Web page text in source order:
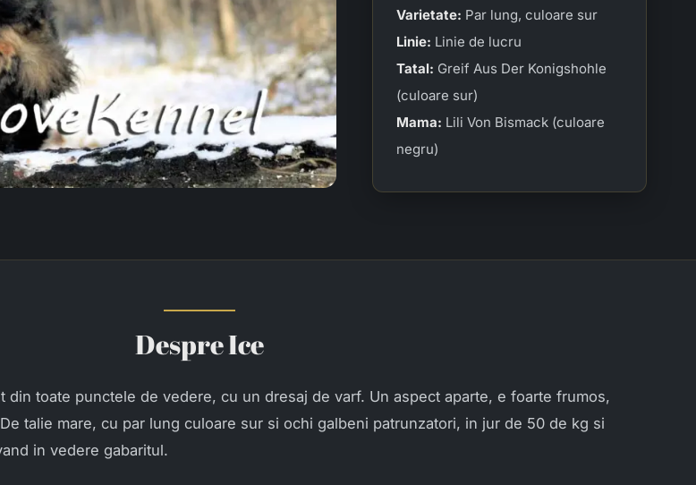
Varietate: Par lung, culoare sur
Linie: Linie de lucru
Tatal: Greif Aus Der Konigshohle
(culoare sur)
Mama: Lili Von Bismack (culoare
negru)
Despre Ice
din toate punctele de vedere, cu un dresaj de varf. Un aspect aparte, e foarte frumos,
talie mare, cu par lung culoare sur si ochi galbeni patrunzatori, in jur de 50 de kg si
in vedere gabaritul.